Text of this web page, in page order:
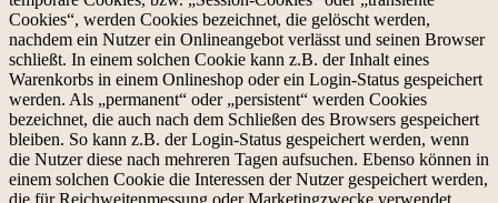
Cookies“, werden Cookies bezeichnet, die gelöscht werden,
nachdem ein Nutzer ein Onlineangebot verlässt und seinen Browser
schließt. In einem solchen Cookie kann z.B. der Inhalt eines
Warenkorbs in einem Onlineshop oder ein Login-Status gespeichert
werden. Als „permanent“ oder „persistent“ werden Cookies
bezeichnet, die auch nach dem Schließen des Browsers gespeichert
bleiben. So kann z.B. der Login-Status gespeichert werden, wenn
die Nutzer diese nach mehreren Tagen aufsuchen. Ebenso können in
einem solchen Cookie die Interessen der Nutzer gespeichert werden,
die für Reichweitenmessung oder Marketingzwecke verwendet